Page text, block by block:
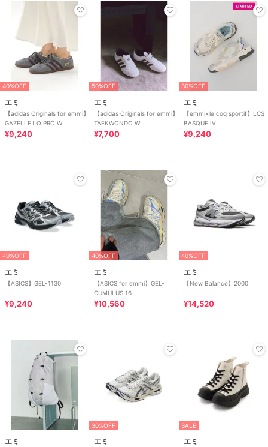
40%OFF
エミ
【adidas Originals for emmi】
GAZELLE LO PRO W
¥9,240
50%OFF
エミ
【adidas Originals for emmi】
TAEKWONDO W
¥7,700
30%OFF
エミ
【emmi×le coq sportif】LCS
BASQUE IV
¥9,240
40%OFF
エミ
【ASICS】GEL-1130
¥9,240
40%OFF
エミ
【ASICS for emmi】GEL-
CUMULUS 16
¥10,560
40%OFF
エミ
【New Balance】2000
¥14,520
エミ
30%OFF
エミ
SALE
エミ